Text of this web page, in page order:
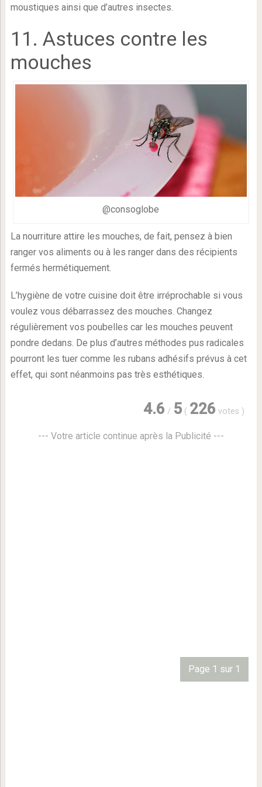
moustiques ainsi que d’autres insectes.
11. Astuces contre les
mouches
@consoglobe
La nourriture attire les mouches, de fait, pensez à bien
ranger vos aliments ou à les ranger dans des récipients
fermés hermétiquement.
L’hygiène de votre cuisine doit être irréprochable si vous
voulez vous débarrassez des mouches. Changez
régulièrement vos poubelles car les mouches peuvent
pondre dedans. De plus d’autres méthodes pus radicales
pourront les tuer comme les rubans adhésifs prévus à cet
effet, qui sont néanmoins pas très esthétiques.
4.6 / 5 ( 226 votes )
--- Votre article continue après la Publicité ---
Page 1 sur 1